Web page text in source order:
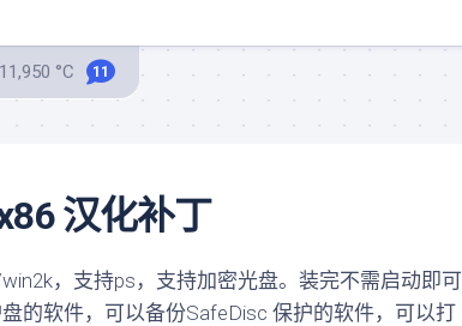
°C 11
汉化补丁
，支持ps，支持加密光盘。装完不需启动即可
的软件，可以备份SafeDisc 保护的软件，可以打